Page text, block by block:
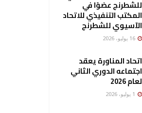
للشطرنج عضوًا في
المكتب التنفيذي للاتحاد
الآسيوي للشطرنج
اتحاد المناورة يعقد
اجتماعه الدوري الثاني
لعام 2026